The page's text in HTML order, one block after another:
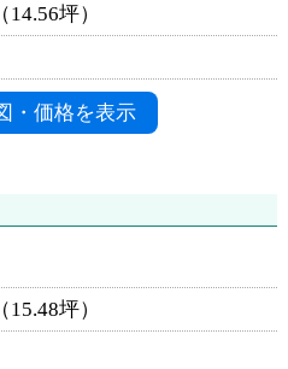
坪）
・価格を表示
15.48坪）